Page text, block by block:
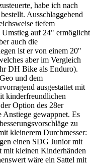
habe ich nach
Ausschlaggebend
tiefem
Umstieg auf 24" ermöglicht
auch die
ist er von einem 20"
aber im Vergleich
DH Bike als Enduro).
und dem
ausgestattet mit
kinderfreundlichen
Option des 28er
Anstiege gewappnet. Es
zu
kleinerem Durchmesser:
einen SDG Junior mit
mit kleinen Kinderhänden
wäre ein Sattel mit